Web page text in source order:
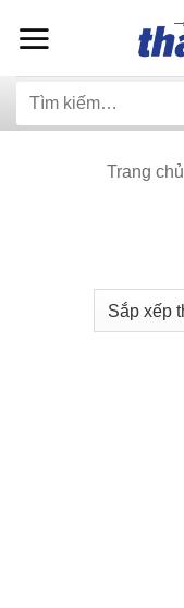
qua
dung
Tìm
Trang chủ